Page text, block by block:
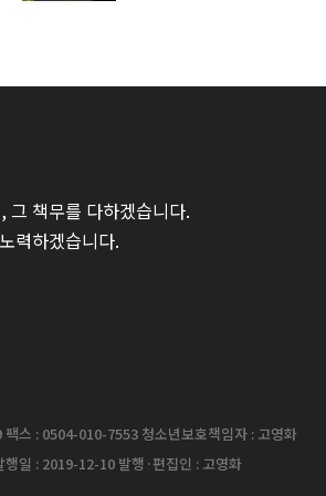
그 책무를 다하겠습니다.
력하겠습니다.
스 : 0504-010-7553 청소년보호책임자 : 고영화
일 : 2019-12-10 발행·편집인 : 고영화